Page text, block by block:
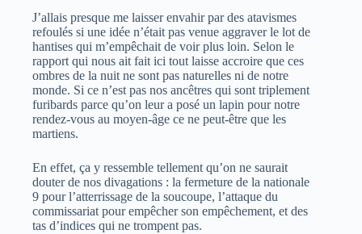
J’allais presque me laisser envahir par des atavismes
refoulés si une idée n’était pas venue aggraver le lot de
hantises qui m’empêchait de voir plus loin. Selon le
rapport qui nous ait fait ici tout laisse accroire que ces
ombres de la nuit ne sont pas naturelles ni de notre
monde. Si ce n’est pas nos ancêtres qui sont triplement
furibards parce qu’on leur a posé un lapin pour notre
rendez-vous au moyen-âge ce ne peut-être que les
martiens.
En effet, ça y ressemble tellement qu’on ne saurait
douter de nos divagations : la fermeture de la nationale
9 pour l’atterrissage de la soucoupe, l’attaque du
commissariat pour empêcher son empêchement, et des
tas d’indices qui ne trompent pas.